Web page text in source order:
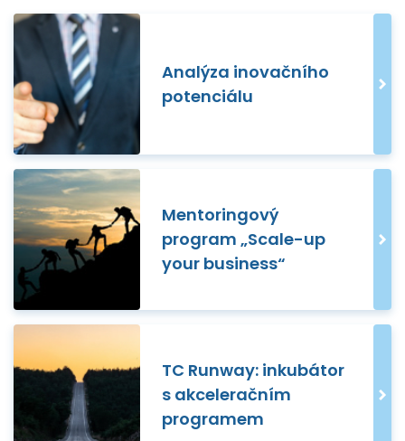
Analýza inovačního
potenciálu
Mentoringový
program „Scale-up
your business“
TC Runway: inkubátor
s akceleračním
programem